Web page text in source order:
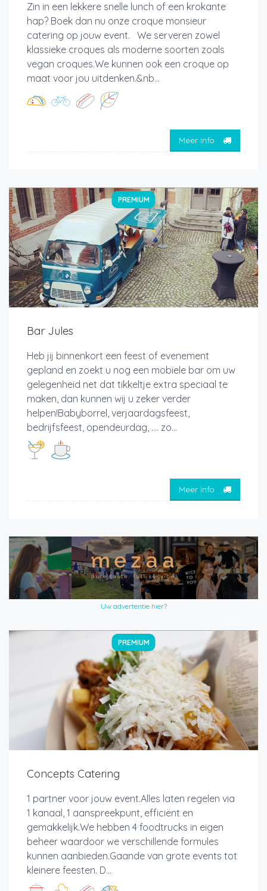
Zin in een lekkere snelle lunch of een krokante
hap? Boek dan nu onze croque monsieur
catering op jouw event. We serveren zowel
klassieke croques als moderne soorten zoals
vegan croques.We kunnen ook een croque op
maat voor jou uitdenken.&nb...
Meer info
PREMIUM
Bar Jules
Heb jij binnenkort een feest of evenement
gepland en zoekt u nog een mobiele bar om uw
gelegenheid net dat tikkeltje extra speciaal te
maken, dan kunnen wij u zeker verder
helpen!Babyborrel, verjaardagsfeest,
bedrijfsfeest, opendeurdag, …. zo...
Meer info
Uw advertentie hier?
PREMIUM
Concepts Catering
1 partner voor jouw event.Alles laten regelen via
1 kanaal, 1 aanspreekpunt, efficiënt en
gemakkelijk.We hebben 4 foodtrucks in eigen
beheer waardoor we verschillende formules
kunnen aanbieden.Gaande van grote events tot
kleinere feesten. D...